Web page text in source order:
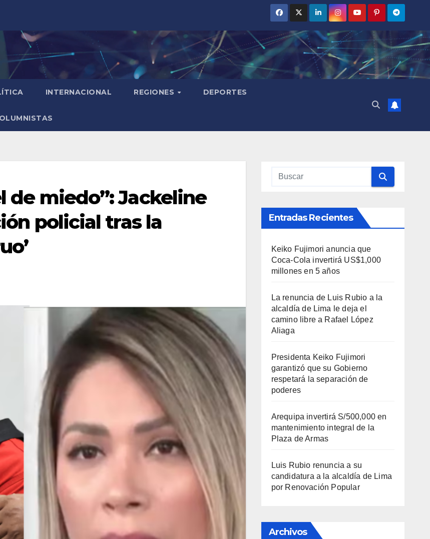
INTERNACIONAL REGIONES DEPORTES
de miedo”: Jackeline
policial tras la
Entradas Recientes
Keiko Fujimori anuncia que
Coca-Cola invertirá US$1,000
millones en 5 años
La renuncia de Luis Rubio a la
alcaldía de Lima le deja el
camino libre a Rafael López
Aliaga
Presidenta Keiko Fujimori
garantizó que su Gobierno
respetará la separación de
poderes
Arequipa invertirá S/500,000 en
mantenimiento integral de la
Plaza de Armas
Luis Rubio renuncia a su
candidatura a la alcaldía de Lima
por Renovación Popular
Archivos